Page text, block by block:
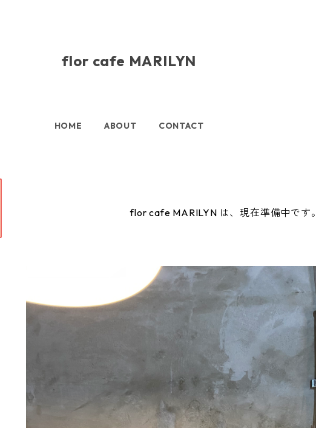
flor cafe MARILYN
HOME ABOUT CONTACT
flor cafe MARILYN は、現在準備中です。